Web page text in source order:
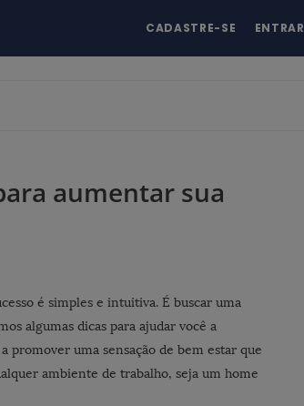
CADASTRE-SE ENTRAR
aumentar sua
é simples e intuitiva. É buscar uma
algumas dicas para ajudar você a
promover uma sensação de bem estar que
ambiente de trabalho, seja um home